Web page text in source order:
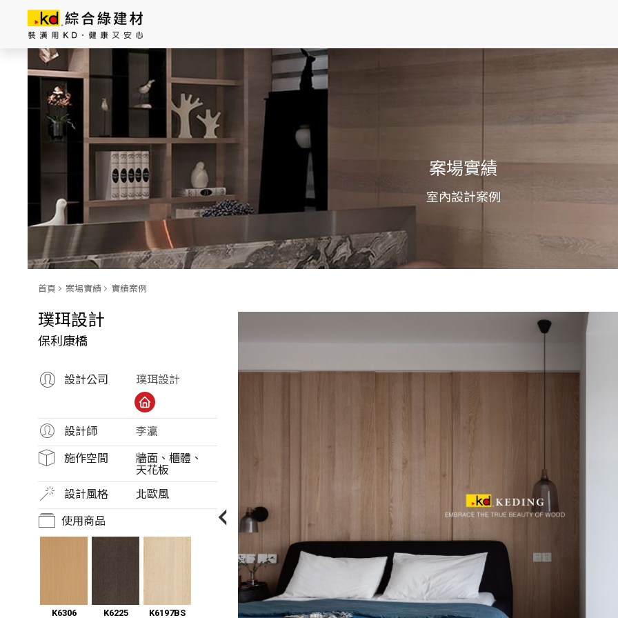
主
導
覽
科
定
企
業
股
份
有
公
案場實績
室內設計案例
首頁 案場實績 實績案例
璞珥設計
保利康橋
設計公司 璞珥設計
設計師 李瀛
施作空間
牆面、櫃體、
天花板
設計風格
北歐風
使用商品
K6306 K6225 K6197BS
總公司資訊